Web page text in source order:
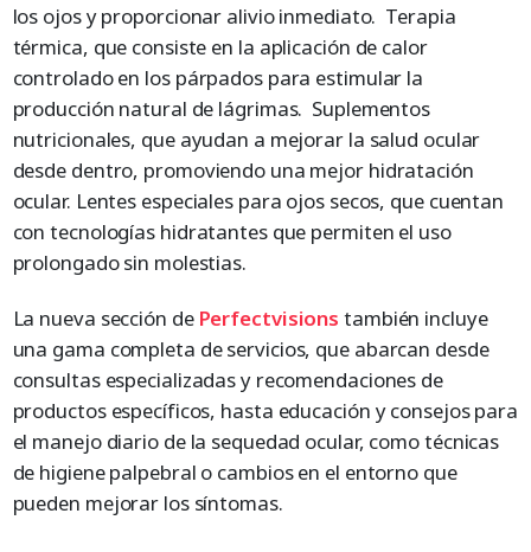
los ojos y proporcionar alivio inmediato. Terapia
térmica, que consiste en la aplicación de calor
controlado en los párpados para estimular la
producción natural de lágrimas. Suplementos
nutricionales, que ayudan a mejorar la salud ocular
desde dentro, promoviendo una mejor hidratación
ocular. Lentes especiales para ojos secos, que cuentan
con tecnologías hidratantes que permiten el uso
prolongado sin molestias.
La nueva sección de Perfectvisions también incluye
una gama completa de servicios, que abarcan desde
consultas especializadas y recomendaciones de
productos específicos, hasta educación y consejos para
el manejo diario de la sequedad ocular, como técnicas
de higiene palpebral o cambios en el entorno que
pueden mejorar los síntomas.